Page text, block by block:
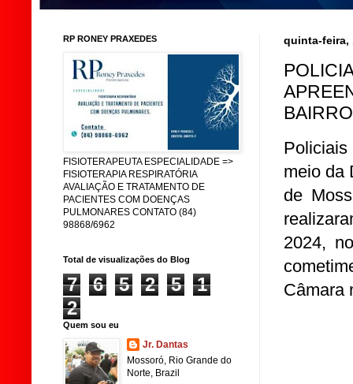
quinta-feira,
meio da
de
2024,
Câmara
RP RONEY PRAXEDES
FISIOTERAPEUTA ESPECIALIDADE =>
FISIOTERAPIA RESPIRATÓRIA
AVALIAÇÃO E TRATAMENTO DE
PACIENTES COM DOENÇAS
PULMONARES CONTATO (84)
98868/6962
Total de visualizações do Blog
7 6 5 2 5
1
2
Quem sou eu
Jr. Dantas
Mossoró, Rio Grande do
Norte, Brazil